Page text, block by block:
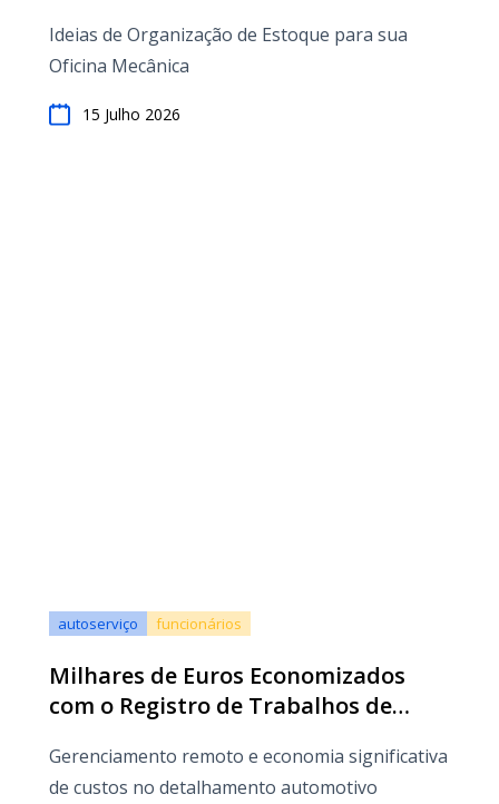
Ideias de Organização de Estoque para sua
Oficina Mecânica
15 Julho 2026
autoserviço funcionários
Milhares de Euros Economizados
com o Registro de Trabalhos de
App
Gerenciamento remoto e economia significativa
de custos no detalhamento automotivo